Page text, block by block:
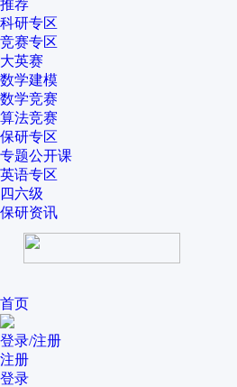
推荐
科研专区
竞赛专区
大英赛
数学建模
数学竞赛
算法竞赛
保研专区
专题公开课
英语专区
四六级
保研资讯
首页
登录/注册
注册
登录